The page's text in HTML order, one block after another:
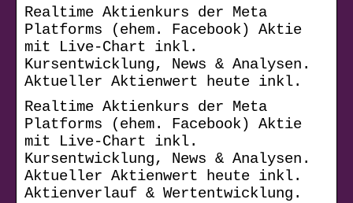
Realtime Aktienkurs der Meta
Platforms (ehem. Facebook) Aktie
mit Live-Chart inkl.
Kursentwicklung, News & Analysen.
Aktueller Aktienwert heute inkl.
Realtime Aktienkurs der Meta
Platforms (ehem. Facebook) Aktie
mit Live-Chart inkl.
Kursentwicklung, News & Analysen.
Aktueller Aktienwert heute inkl.
Aktienverlauf & Wertentwicklung.